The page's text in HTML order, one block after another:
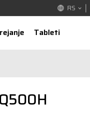
RS
Tableti